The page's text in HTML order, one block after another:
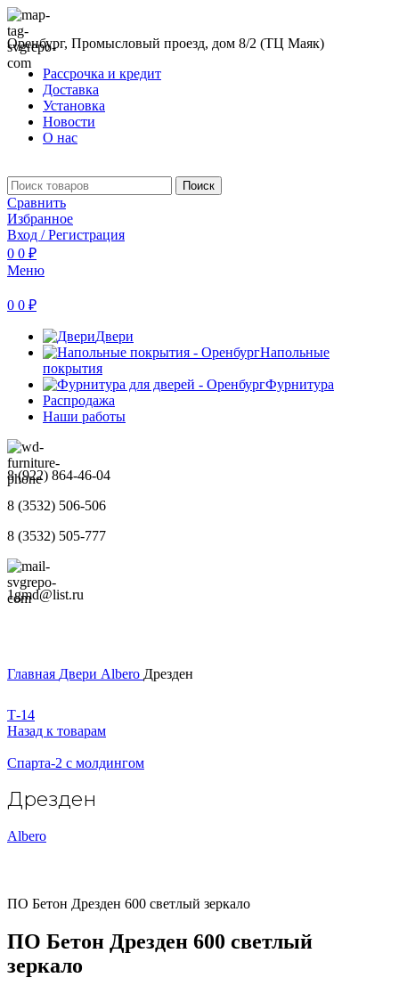
Оренбург, Промысловый проезд, дом 8/2 (ТЦ Маяк)
Рассрочка и кредит
Доставка
Установка
Новости
О нас
Поиск
Сравнить
Избранное
Вход / Регистрация
0 0 ₽
Меню
0 0 ₽
Двери
Напольные
покрытия
Фурнитура
Распродажа
Наши работы
8 (922) 864-46-04
8 (3532) 506-506
8 (3532) 505-777
1gmd@list.ru
Главная Двери Albero Дрезден
Т-14
Назад к товарам
Спарта-2 с молдингом
Дрезден
Albero
ПО Бетон Дрезден 600 светлый зеркало
ПО Бетон Дрезден 600 светлый
зеркало